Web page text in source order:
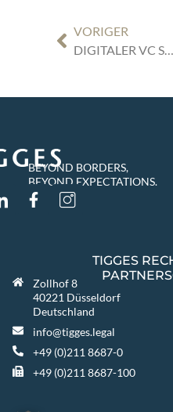
VORIGER
BEYOND BORDERS,
BEYOND EXPECTATIONS.
TIGGES
Zollhof 8
40221 Düsseldorf
Deutschland
info@tigges.legal
+49 (0)211 8687-0
+49 (0)211 8687-100